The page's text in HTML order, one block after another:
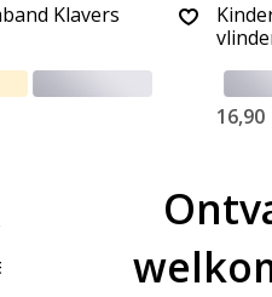
Klavers
16,90